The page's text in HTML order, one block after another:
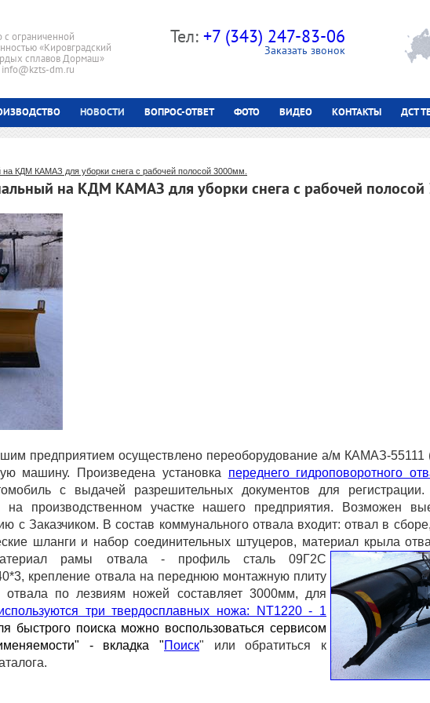
ограниченной
«Кировградский
сплавов Дормаш»
info@kzts-dm.ru
Тел: +7 (343) 247-83-06
Заказать звонок
НОВОСТИ ВОПРОС-ОТВЕТ ФОТО ВИДЕО КОНТАКТЫ ДСТ
КДМ КАМАЗ для уборки снега с рабочей полосой 3000мм.
на КДМ КАМАЗ для уборки снега с рабочей
предприятием осуществлено переоборудование а/м КАМАЗ-55111
машину. Произведена установка переднего гидроповоротного
с выдачей разрешительных документов для регистрации.
на производственном участке нашего предприятия. Возможен
с Заказчиком. В состав коммунального отвала входит: отвал в
шланги и набор соединительных штуцеров, материал крыла
рамы отвала - профиль сталь 09Г2С
крепление отвала на переднюю монтажную плиту
отвала по лезвиям ножей составляет 3000мм, для
три твердосплавных ножа: NT1220 - 1
быстрого поиска можно воспользоваться сервисом
- вкладка "Поиск" или обратиться к